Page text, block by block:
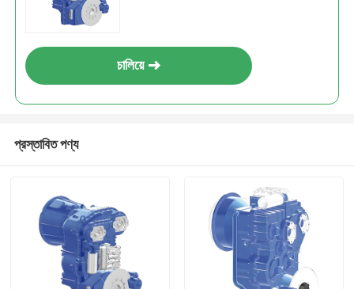
চালিয়ে
প্রস্তাবিত পণ্য